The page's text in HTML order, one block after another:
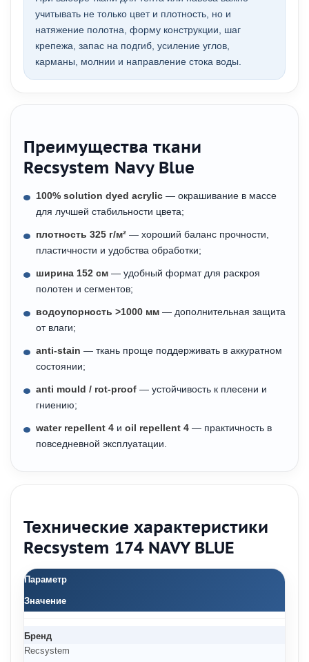
учитывать не только цвет и плотность, но и
натяжение полотна, форму конструкции, шаг
крепежа, запас на подгиб, усиление углов,
карманы, молнии и направление стока воды.
Преимущества ткани
Recsystem Navy Blue
100% solution dyed acrylic — окрашивание в массе
для лучшей стабильности цвета;
плотность 325 г/м² — хороший баланс прочности,
пластичности и удобства обработки;
ширина 152 см — удобный формат для раскроя
полотен и сегментов;
водоупорность >1000 мм — дополнительная защита
от влаги;
anti-stain — ткань проще поддерживать в аккуратном
состоянии;
anti mould / rot-proof — устойчивость к плесени и
гниению;
water repellent 4 и oil repellent 4 — практичность в
повседневной эксплуатации.
Технические характеристики
Recsystem 174 NAVY BLUE
Параметр
Значение
Бренд
Recsystem